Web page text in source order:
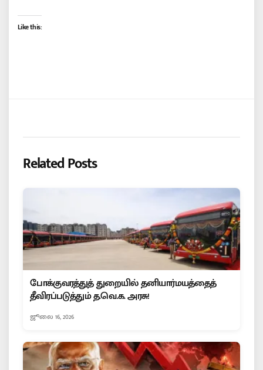
Like this:
Related Posts
போக்குவரத்துத் துறையில் தனியார்மயத்தைத்
தீவிரப்படுத்தும் த.வெ.க. அரசு!
ஜூலை 16, 2026